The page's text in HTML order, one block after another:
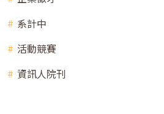
系計中
活動競賽
資訊人院刊